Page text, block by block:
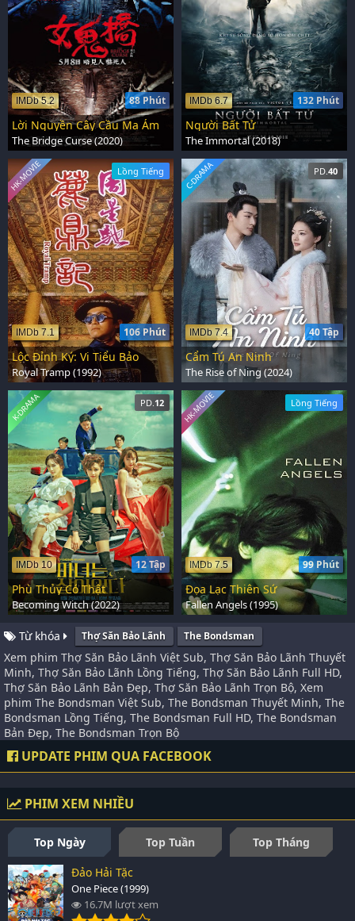
88 Phút
IMDb 5.2
Lời Nguyền Cây Cầu Ma Ám
The Bridge Curse (2020)
132 Phút
IMDb 6.7
Người Bất Tử
The Immortal (2018)
Lồng Tiếng
106 Phút
IMDb 7.1
HK-MOVIE
Lộc Đỉnh Ký: Vi Tiểu Bảo
Royal Tramp (1992)
PD.40
40 Tập
IMDb 7.4
C-DRAMA
Cẩm Tú An Ninh
The Rise of Ning (2024)
PD.12
12 Tập
IMDb 10
K-DRAMA
Phù Thủy Có Thật
Becoming Witch (2022)
Lồng Tiếng
99 Phút
IMDb 7.5
HK-MOVIE
Đọa Lạc Thiên Sứ
Fallen Angels (1995)
Từ khóa Thợ Săn Bảo Lãnh The Bondsman
Xem phim Thợ Săn Bảo Lãnh Việt Sub, Thợ Săn Bảo Lãnh Thuyết
Minh, Thợ Săn Bảo Lãnh Lồng Tiếng, Thợ Săn Bảo Lãnh Full HD,
Thợ Săn Bảo Lãnh Bản Đẹp, Thợ Săn Bảo Lãnh Trọn Bộ, Xem
phim The Bondsman Việt Sub, The Bondsman Thuyết Minh, The
Bondsman Lồng Tiếng, The Bondsman Full HD, The Bondsman
Bản Đẹp, The Bondsman Trọn Bộ
UPDATE PHIM QUA FACEBOOK
PHIM XEM NHIỀU
Top Ngày Top Tuần
Top Tháng
Đảo Hải Tặc
One Piece (1999)
16.7M lượt xem